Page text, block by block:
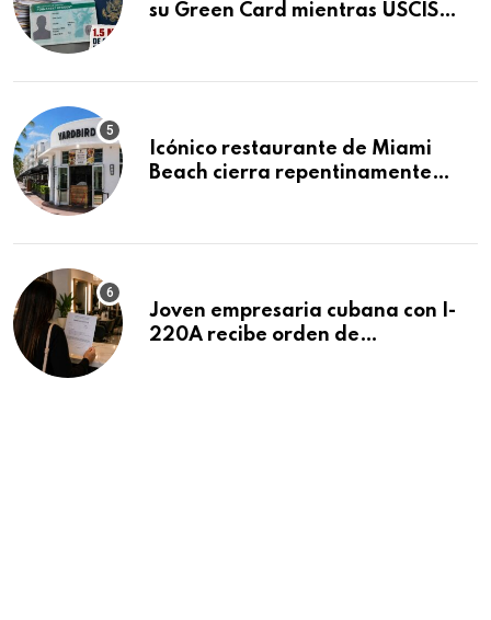
su Green Card mientras USCIS
Icónico restaurante de Miami
Beach cierra repentinamente
Joven empresaria cubana con I-
220A recibe orden de